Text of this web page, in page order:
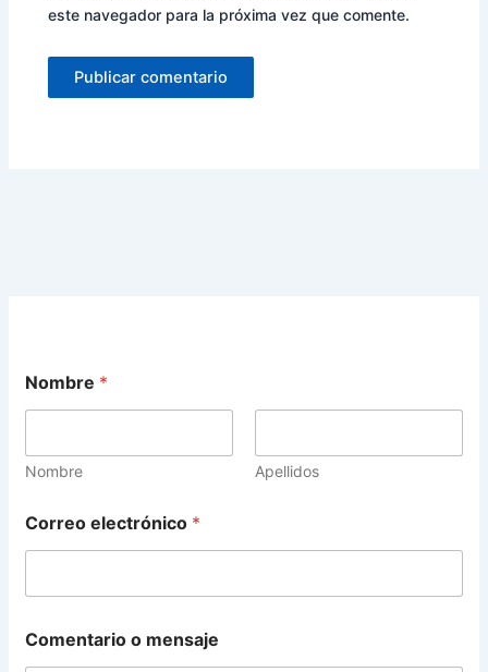
este navegador para la próxima vez que comente.
Nombre *
Nombre Apellidos
e
l
r
ó
Correo electrónico *
Comentario o mensaje